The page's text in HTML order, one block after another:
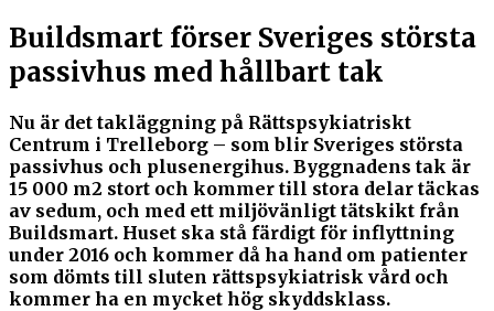
Buildsmart förser Sveriges största
passivhus med hållbart tak
Nu är det takläggning på Rättspsykiatriskt
Centrum i Trelleborg – som blir Sveriges största
passivhus och plusenergihus. Byggnadens tak är
15 000 m2 stort och kommer till stora delar täckas
av sedum, och med ett miljövänligt tätskikt från
Buildsmart. Huset ska stå färdigt för inflyttning
under 2016 och kommer då ha hand om patienter
som dömts till sluten rättspsykiatrisk vård och
kommer ha en mycket hög skyddsklass.